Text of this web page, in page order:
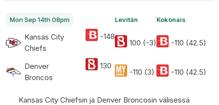
Mon Sep 14th 08pm
Kansas City
Chiefs
Denver
Broncos
-148
130
Levitän
100 (-3)
-110 (3)
Kokonais
-110 (42.5)
-110 (42.5)
Kansas City Chiefsin ja Denver Broncosin välisessä